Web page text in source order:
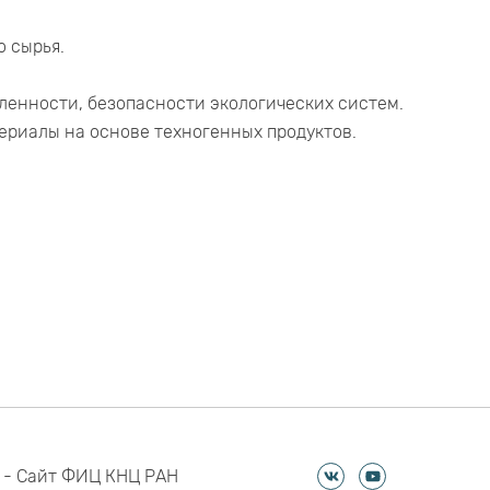
сырья.
безопасности экологических систем.
на основе техногенных продуктов.
- Сайт ФИЦ КНЦ РАН